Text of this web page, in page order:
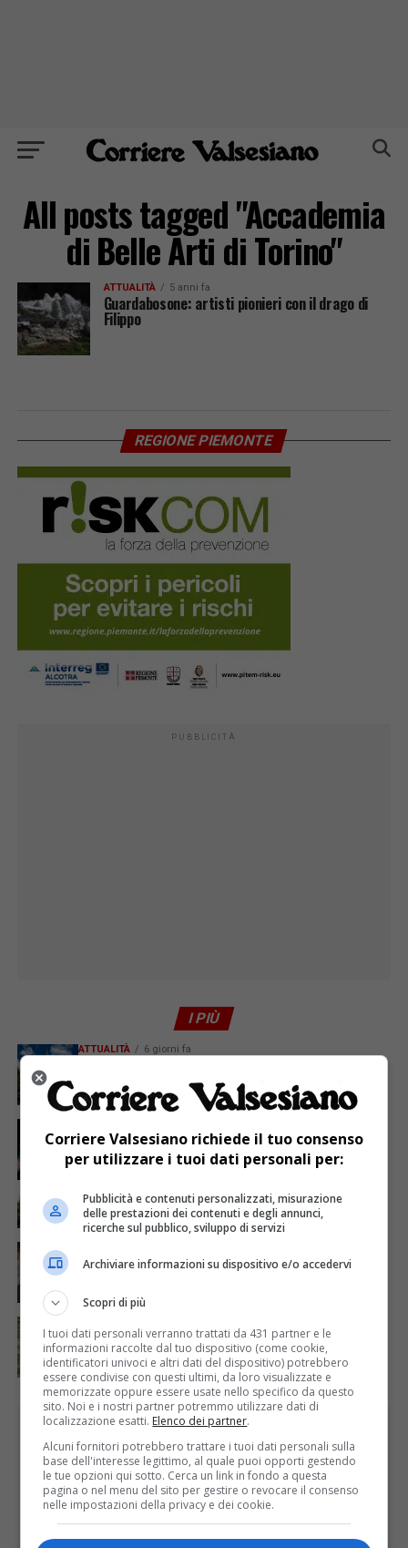
All posts tagged "Accademia
di Belle Arti di Torino"
ATTUALITÀ 5 anni fa
Guardabosone: artisti pionieri con il drago di
Filippo
REGIONE PIEMONTE
PUBBLICITÀ
I PIÙ
ATTUALITÀ 6 giorni fa
Sabato 8 agosto in piazza a Varallo Gran Galà Lirico
ATTUALITÀ 5 giorni fa
La salute si costruisce un passo alla volta
Auguri alla centenaria Piera Rosa Taddia
Siccità, Gattinara chiede il riconoscimento dello
stato di calamità naturale
PUBBLICITÀ
Corriere Valsesiano richiede il tuo consenso
per utilizzare i tuoi dati personali per:
Pubblicità e contenuti personalizzati, misurazione
delle prestazioni dei contenuti e degli annunci,
ricerche sul pubblico, sviluppo di servizi
Archiviare informazioni su dispositivo e/o accedervi
Scopri di più
I tuoi dati personali verranno trattati da 431 partner e le
informazioni raccolte dal tuo dispositivo (come cookie,
identificatori univoci e altri dati del dispositivo) potrebbero
essere condivise con questi ultimi, da loro visualizzate e
memorizzate oppure essere usate nello specifico da questo
sito. Noi e i nostri partner potremmo utilizzare dati di
localizzazione esatti. Elenco dei partner.
Alcuni fornitori potrebbero trattare i tuoi dati personali sulla
base dell'interesse legittimo, al quale puoi opporti gestendo
le tue opzioni qui sotto. Cerca un link in fondo a questa
pagina o nel menu del sito per gestire o revocare il consenso
nelle impostazioni della privacy e dei cookie.